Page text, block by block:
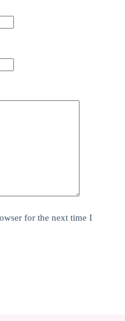
for the next time I